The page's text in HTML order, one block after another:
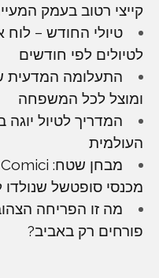
קייצי רטוב בעמק
טיולי החודש –
לטיולים לפי חודשים
התעלומה המדעית
ומוצל לכל המשפחה
המדריך לטיול
העולמית
מכנסי סופטשל שנולדו
מה זו הפריחה
פורחים רק באביב?